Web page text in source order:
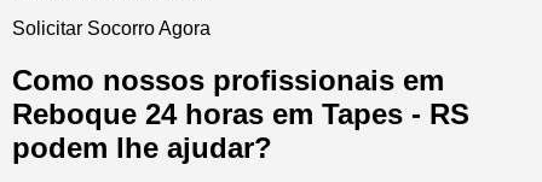
Solicitar Socorro Agora
Como nossos profissionais em
Reboque 24 horas em Tapes - RS
podem lhe ajudar?